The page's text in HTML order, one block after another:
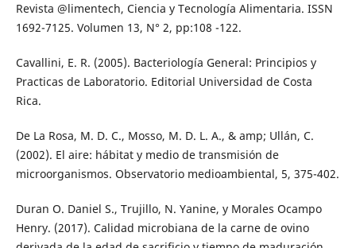
Revista @limentech, Ciencia y Tecnología Alimentaria. ISSN
1692-7125. Volumen 13, N° 2, pp:108 -122.
Cavallini, E. R. (2005). Bacteriología General: Principios y
Practicas de Laboratorio. Editorial Universidad de Costa
Rica.
De La Rosa, M. D. C., Mosso, M. D. L. A., & amp; Ullán, C.
(2002). El aire: hábitat y medio de transmisión de
microorganismos. Observatorio medioambiental, 5, 375-402.
Duran O. Daniel S., Trujillo, N. Yanine, y Morales Ocampo
Henry. (2017). Calidad microbiana de la carne de ovino